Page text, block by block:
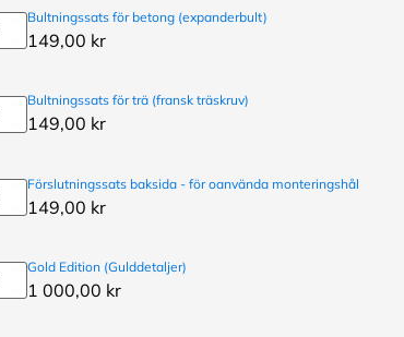
Bultningssats för betong (expanderbult)
149,00 kr
Bultningssats för trä (fransk träskruv)
149,00 kr
Förslutningssats baksida - för oanvända monteringshål
149,00 kr
Gold Edition (Gulddetaljer)
1 000,00 kr